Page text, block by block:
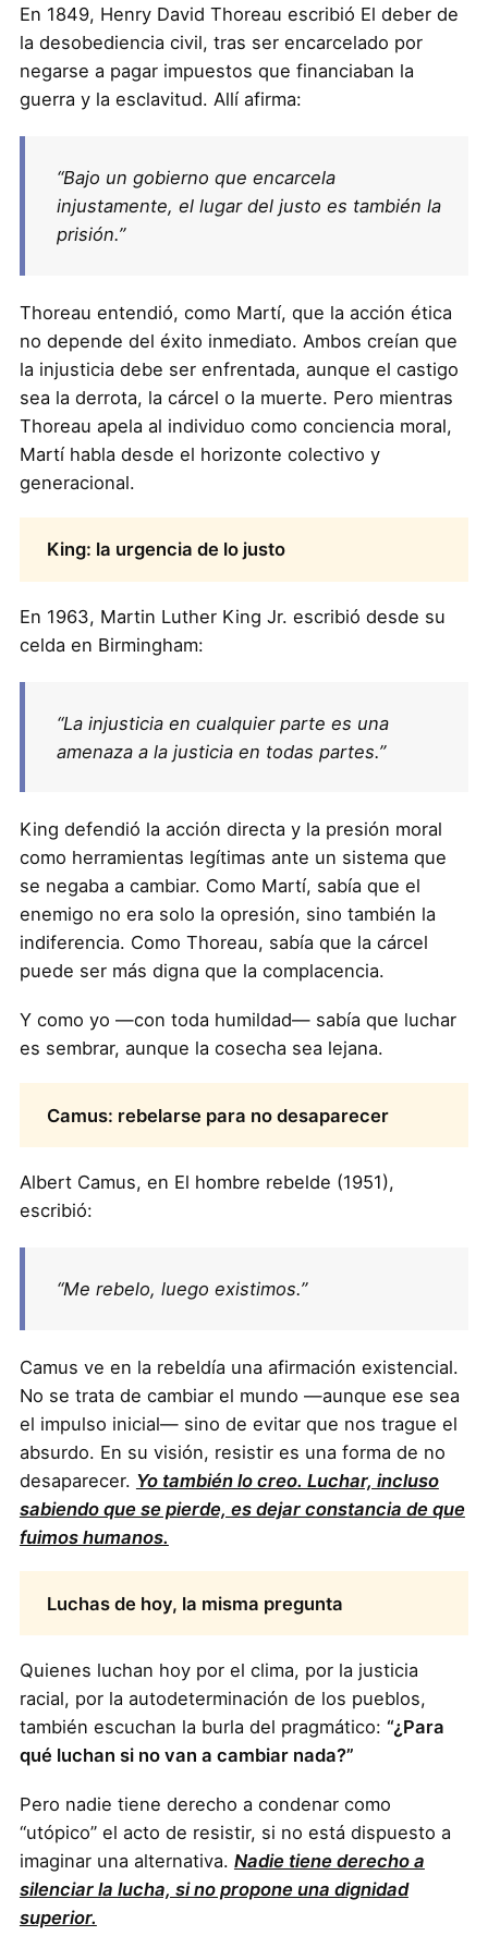
En 1849, Henry David Thoreau escribió El deber de
la desobediencia civil, tras ser encarcelado por
negarse a pagar impuestos que financiaban la
guerra y la esclavitud. Allí afirma:
“Bajo un gobierno que encarcela
injustamente, el lugar del justo es también la
prisión.”
Thoreau entendió, como Martí, que la acción ética
no depende del éxito inmediato. Ambos creían que
la injusticia debe ser enfrentada, aunque el castigo
sea la derrota, la cárcel o la muerte. Pero mientras
Thoreau apela al individuo como conciencia moral,
Martí habla desde el horizonte colectivo y
generacional.
King: la urgencia de lo justo
En 1963, Martin Luther King Jr. escribió desde su
celda en Birmingham:
“La injusticia en cualquier parte es una
amenaza a la justicia en todas partes.”
King defendió la acción directa y la presión moral
como herramientas legítimas ante un sistema que
se negaba a cambiar. Como Martí, sabía que el
enemigo no era solo la opresión, sino también la
indiferencia. Como Thoreau, sabía que la cárcel
puede ser más digna que la complacencia.
Y como yo —con toda humildad— sabía que luchar
es sembrar, aunque la cosecha sea lejana.
Camus: rebelarse para no desaparecer
Albert Camus, en El hombre rebelde (1951),
escribió:
“Me rebelo, luego existimos.”
Camus ve en la rebeldía una afirmación existencial.
No se trata de cambiar el mundo —aunque ese sea
el impulso inicial— sino de evitar que nos trague el
absurdo. En su visión, resistir es una forma de no
desaparecer. Yo también lo creo. Luchar, incluso
sabiendo que se pierde, es dejar constancia de que
fuimos humanos.
Luchas de hoy, la misma pregunta
Quienes luchan hoy por el clima, por la justicia
racial, por la autodeterminación de los pueblos,
también escuchan la burla del pragmático: “¿Para
qué luchan si no van a cambiar nada?”
Pero nadie tiene derecho a condenar como
“utópico” el acto de resistir, si no está dispuesto a
imaginar una alternativa. Nadie tiene derecho a
silenciar la lucha, si no propone una dignidad
superior.